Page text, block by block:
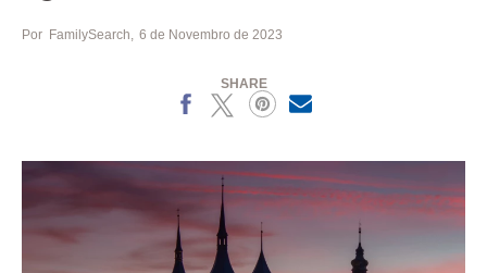
Por FamilySearch 6 de Novembro de 2023
SHARE
X